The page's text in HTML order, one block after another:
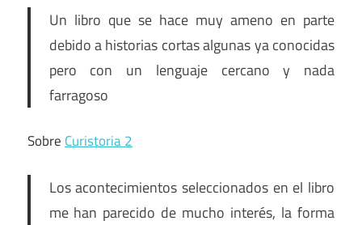
Un libro que se hace muy ameno en parte
debido a historias cortas algunas ya conocidas
pero con un lenguaje cercano y nada
farragoso
SobreCuristoria 2
Los acontecimientos seleccionados en el libro
me han parecido de mucho interés, la forma